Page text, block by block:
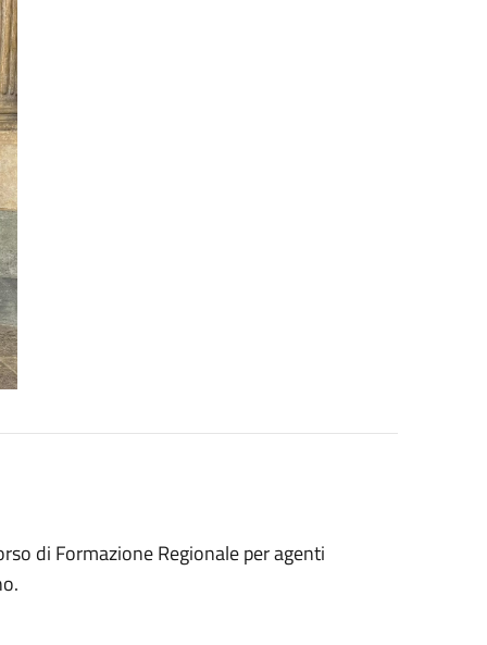
di Formazione Regionale per agenti